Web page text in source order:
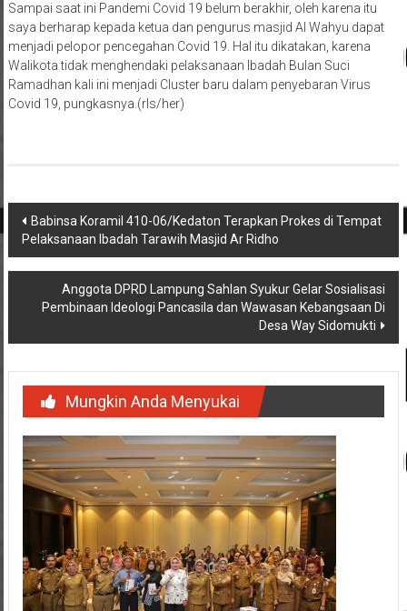
Sampai saat ini Pandemi Covid 19 belum berakhir, oleh karena itu
saya berharap kepada ketua dan pengurus masjid Al Wahyu dapat
menjadi pelopor pencegahan Covid 19. Hal itu dikatakan, karena
Walikota tidak menghendaki pelaksanaan Ibadah Bulan Suci
Ramadhan kali ini menjadi Cluster baru dalam penyebaran Virus
Covid 19, pungkasnya.(rls/her)
Navigasi
pos
Babinsa Koramil 410-06/Kedaton Terapkan Prokes di Tempat
Pelaksanaan Ibadah Tarawih Masjid Ar Ridho
Anggota DPRD Lampung Sahlan Syukur Gelar Sosialisasi
Pembinaan Ideologi Pancasila dan Wawasan Kebangsaan Di
Desa Way Sidomukti
Mungkin Anda Menyukai